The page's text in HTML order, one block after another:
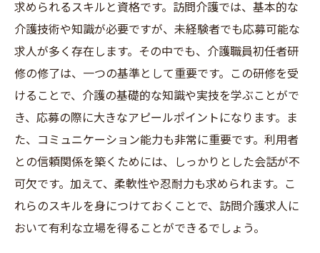
求められるスキルと資格です。訪問介護では、基本的な
介護技術や知識が必要ですが、未経験者でも応募可能な
求人が多く存在します。その中でも、介護職員初任者研
修の修了は、一つの基準として重要です。この研修を受
けることで、介護の基礎的な知識や実技を学ぶことがで
き、応募の際に大きなアピールポイントになります。ま
た、コミュニケーション能力も非常に重要です。利用者
との信頼関係を築くためには、しっかりとした会話が不
可欠です。加えて、柔軟性や忍耐力も求められます。こ
れらのスキルを身につけておくことで、訪問介護求人に
おいて有利な立場を得ることができるでしょう。